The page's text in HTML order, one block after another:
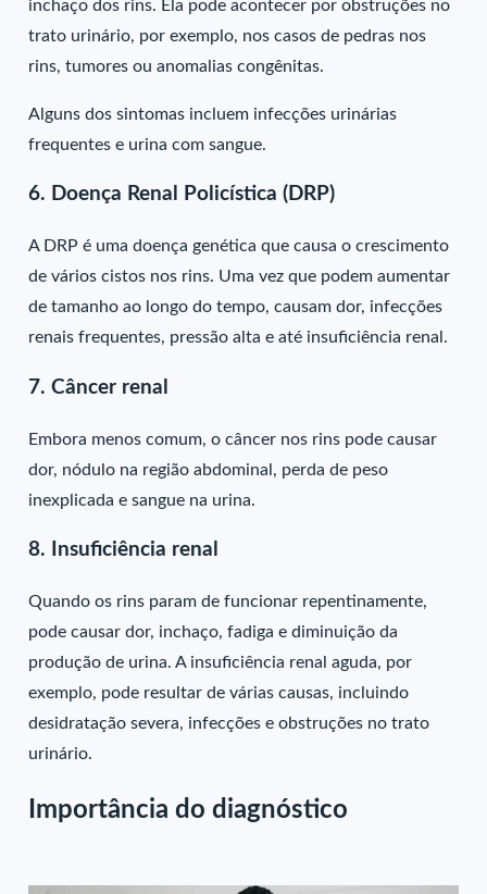
inchaço dos rins. Ela pode acontecer por obstruções no
trato urinário, por exemplo, nos casos de pedras nos
rins, tumores ou anomalias congênitas.
Alguns dos sintomas incluem infecções urinárias
frequentes e urina com sangue.
6. Doença Renal Policística (DRP)
A DRP é uma doença genética que causa o crescimento
de vários cistos nos rins. Uma vez que podem aumentar
de tamanho ao longo do tempo, causam dor, infecções
renais frequentes, pressão alta e até insuficiência renal.
7. Câncer renal
Embora menos comum, o câncer nos rins pode causar
dor, nódulo na região abdominal, perda de peso
inexplicada e sangue na urina.
8. Insuficiência renal
Quando os rins param de funcionar repentinamente,
pode causar dor, inchaço, fadiga e diminuição da
produção de urina. A insuficiência renal aguda, por
exemplo, pode resultar de várias causas, incluindo
desidratação severa, infecções e obstruções no trato
urinário.
Importância do diagnóstico